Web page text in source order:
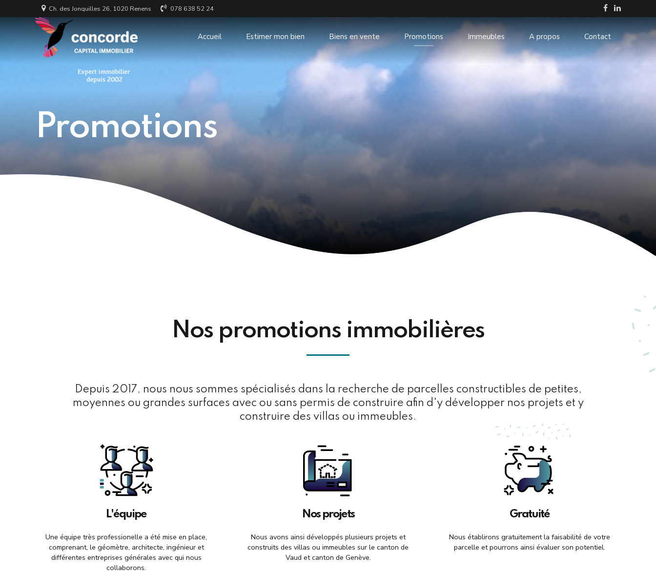
Ch. des Jonquilles 26, 1020 Renens 078 638 52 24
Accueil Estimer mon bien Biens en vente Promotions Immeubles A propos Contact
Promotions
Nos promotions immobilières
Depuis 2017, nous nous sommes spécialisés dans la recherche de parcelles constructibles de petites,
moyennes ou grandes surfaces avec ou sans permis de construire afin d'y développer nos projets et y
construire des villas ou immeubles.
L'équipe
Une équipe très professionelle a été mise en place,
comprenant, le géomètre, architecte, ingénieur et
différentes entreprises générales avec qui nous
collaborons.
Nos projets
Nous avons ainsi développés plusieurs projets et
construits des villas ou immeubles sur le canton de
Vaud et canton de Genève.
Gratuité
Nous établirons gratuitement la faisabilité de votre
parcelle et pourrons ainsi évaluer son potentiel.